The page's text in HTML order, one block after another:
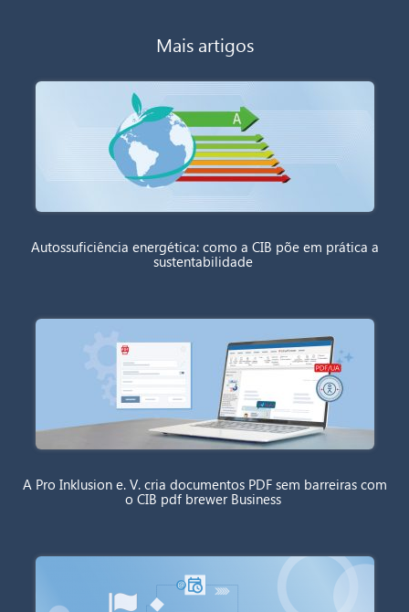
Mais artigos
Autossuficiência energética: como a CIB põe em prática a
sustentabilidade
A Pro Inklusion e. V. cria documentos PDF sem barreiras com
o CIB pdf brewer Business